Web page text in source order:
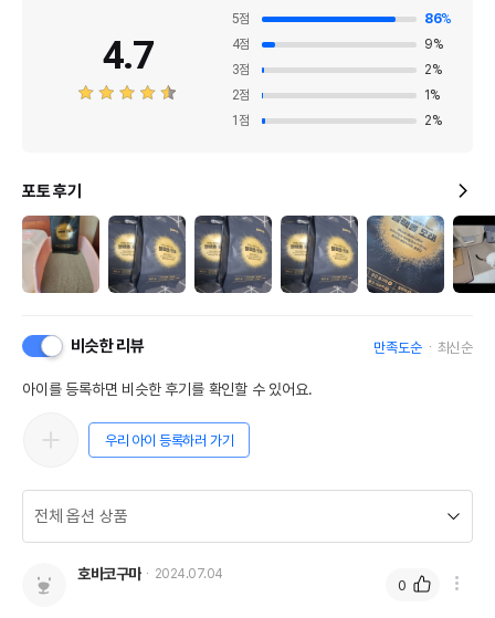
4.7
5점 86%
4점 9%
3점 2%
2점 1 %
1 점 2%
포토 후기
비슷한 리뷰 만족도순 최신순
아이를 등록하면 비슷한 후기를 확인할 수 있어요.
우리 아이 등록하러 가기
호바코구마 2024.07.04
0